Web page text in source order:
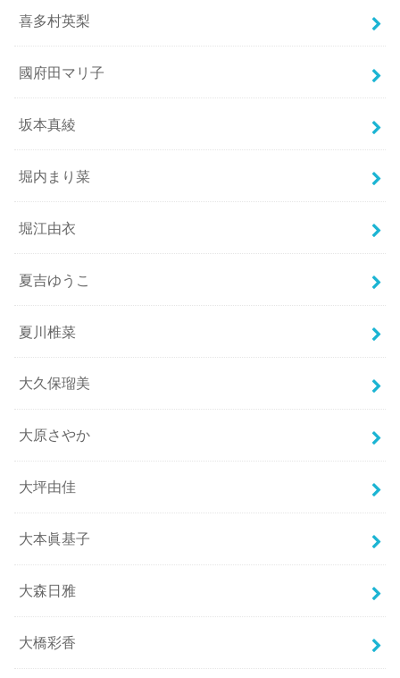
喜多村英梨
國府田マリ子
坂本真綾
堀内まり菜
堀江由衣
夏吉ゆうこ
夏川椎菜
大久保瑠美
大原さやか
大坪由佳
大本眞基子
大森日雅
大橋彩香